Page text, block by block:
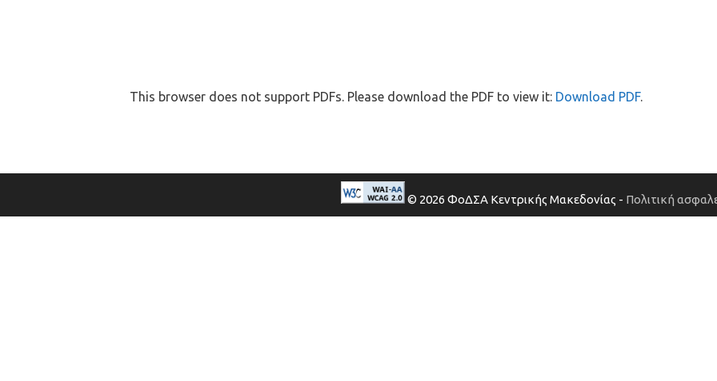
This browser does not support PDFs. Please download the PDF to view it: Download PDF.
© 2026 ΦοΔΣΑ Κεντρικής Μακεδονίας - Πολιτική